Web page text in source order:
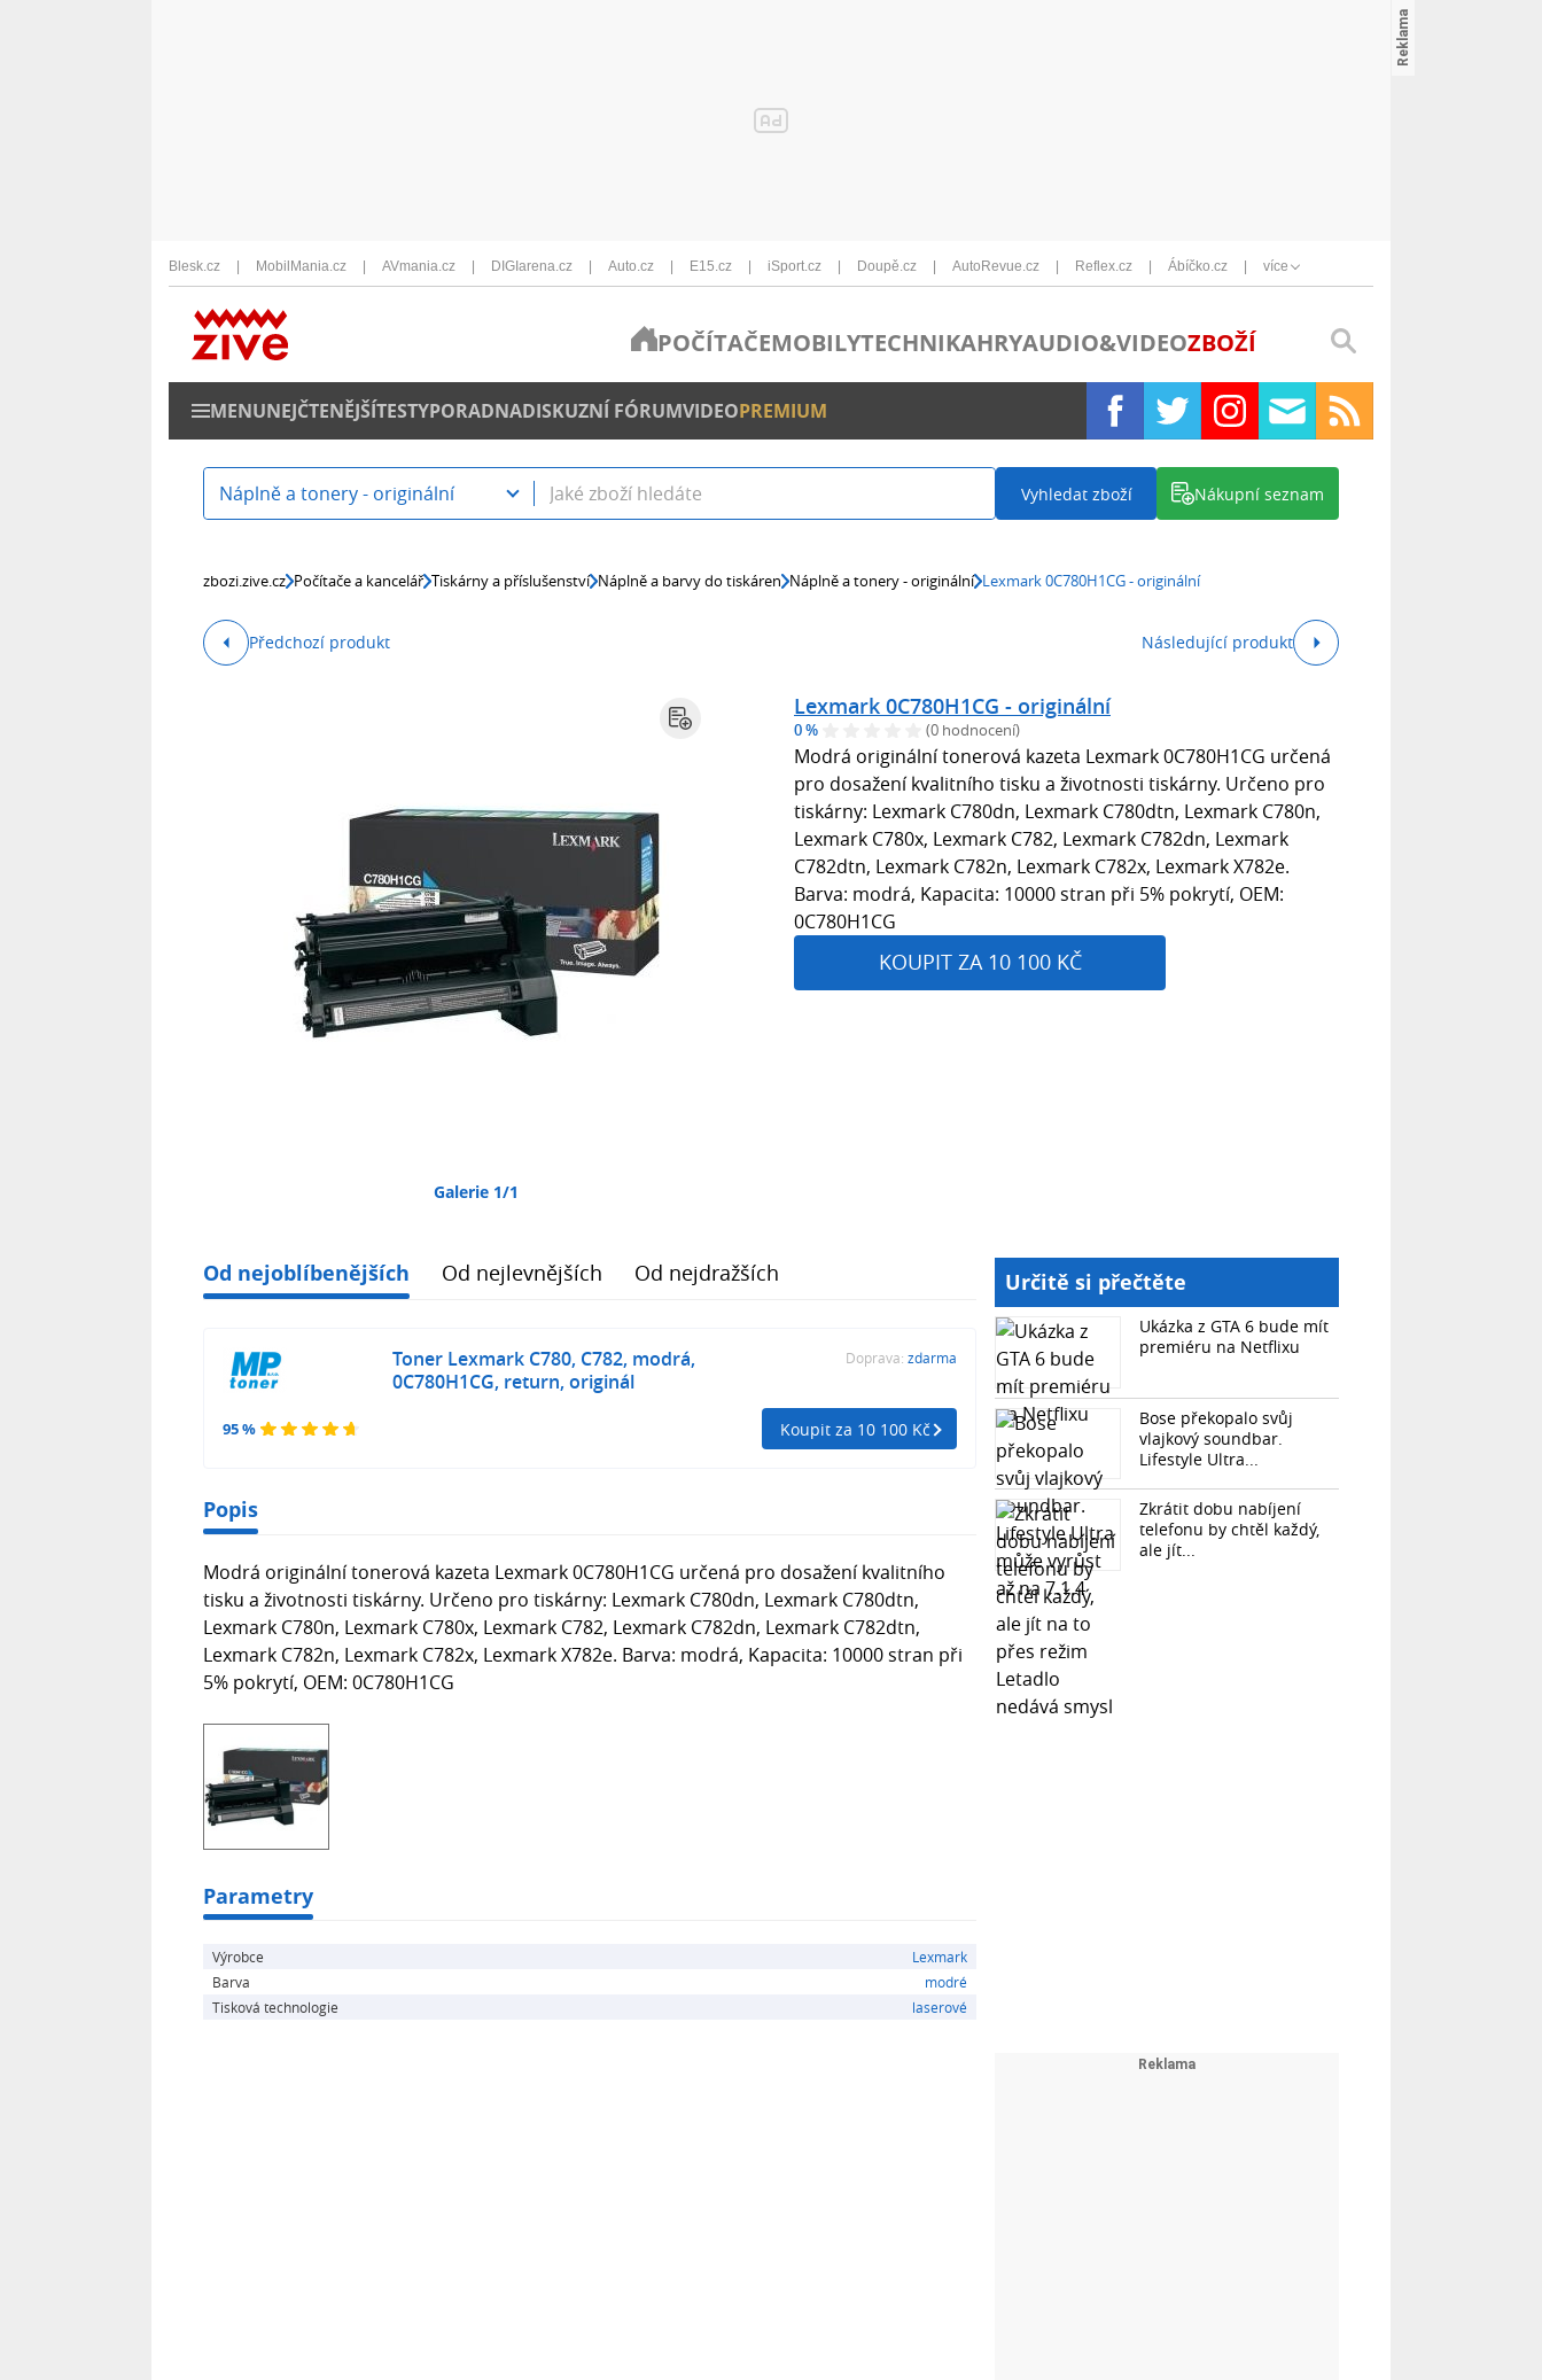
Blesk.cz MobilMania.cz AVmania.cz DIGIarena.cz Auto.cz E15.cz iSport.cz Doupě.cz AutoRevue.cz Reflex.cz Ábíčko.cz více
POČÍTAČEMOBILYTECHNIKAHRYAUDIO&VIDEOZBOŽÍ
MENUNEJČTENĚJŠÍTESTYPORADNADISKUZNÍ FÓRUMVIDEOPREMIUM
Náplně a tonery - originální Vyhledat zboží Nákupní seznam
zbozi.zive.cz Počítače a kancelář Tiskárny a příslušenství Náplně a barvy do tiskáren Náplně a tonery - originální Lexmark 0C780H1CG - originální
Předchozí produkt Následující produkt
Galerie 1/1
Lexmark 0C780H1CG - originální
0 % (0 hodnocení)
Modrá originální tonerová kazeta Lexmark 0C780H1CG určená
pro dosažení kvalitního tisku a životnosti tiskárny. Určeno pro
tiskárny: Lexmark C780dn, Lexmark C780dtn, Lexmark C780n,
Lexmark C780x, Lexmark C782, Lexmark C782dn, Lexmark
C782dtn, Lexmark C782n, Lexmark C782x, Lexmark X782e.
Barva: modrá, Kapacita: 10000 stran při 5% pokrytí, OEM:
0C780H1CG
KOUPIT ZA 10 100 KČ
Od nejoblíbenějších Od nejlevnějších Od nejdražších
95 %
Toner Lexmark C780, C782, modrá,
0C780H1CG, return, originál
Doprava: zdarma
Koupit za 10 100 Kč
Popis
Modrá originální tonerová kazeta Lexmark 0C780H1CG určená pro dosažení kvalitního
tisku a životnosti tiskárny. Určeno pro tiskárny: Lexmark C780dn, Lexmark C780dtn,
Lexmark C780n, Lexmark C780x, Lexmark C782, Lexmark C782dn, Lexmark C782dtn,
Lexmark C782n, Lexmark C782x, Lexmark X782e. Barva: modrá, Kapacita: 10000 stran při
5% pokrytí, OEM: 0C780H1CG
Parametry
Výrobce
Lexmark
Barva
modré
Tisková technologie
laserové
Určitě si přečtěte
Ukázka z GTA 6 bude mít
premiéru na Netflixu
Bose překopalo svůj
vlajkový soundbar.
Lifestyle Ultra...
Zkrátit dobu nabíjení
telefonu by chtěl každý,
ale jít...